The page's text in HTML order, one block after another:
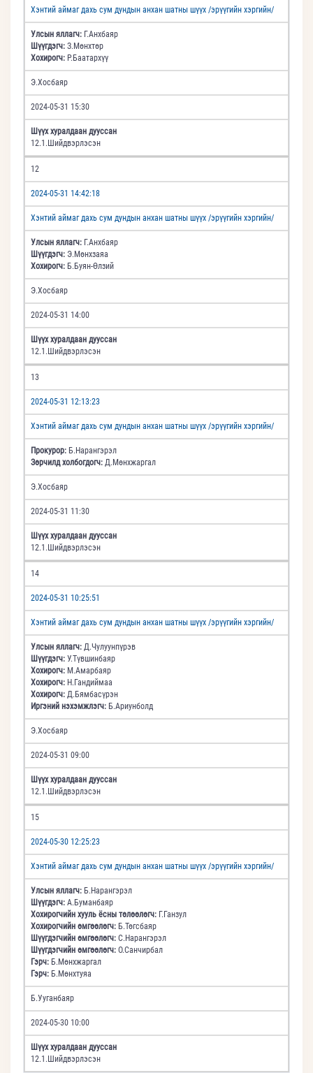
Хэнтий аймаг дахь сум дундын анхан шатны шүүх /эрүүгийн хэргийн/
Улсын яллагч: Г.Анхбаяр
Шүүгдэгч: З.Мөнхтөр
Хохирогч: Р.Баатархүү
Э.Хосбаяр
2024-05-31 15:30
Шүүх хуралдаан дууссан
12.1.Шийдвэрлэсэн
12
2024-05-31 14:42:18
Хэнтий аймаг дахь сум дундын анхан шатны шүүх /эрүүгийн хэргийн/
Улсын яллагч: Г.Анхбаяр
Шүүгдэгч: Э.Мөнхзаяа
Хохирогч: Б.Буян-Өлзий
Э.Хосбаяр
2024-05-31 14:00
Шүүх хуралдаан дууссан
12.1.Шийдвэрлэсэн
13
2024-05-31 12:13:23
Хэнтий аймаг дахь сум дундын анхан шатны шүүх /эрүүгийн хэргийн/
Прокурор: Б.Нарангэрэл
Зөрчилд холбогдогч: Д.Мөнхжаргал
Э.Хосбаяр
2024-05-31 11:30
Шүүх хуралдаан дууссан
12.1.Шийдвэрлэсэн
14
2024-05-31 10:25:51
Хэнтий аймаг дахь сум дундын анхан шатны шүүх /эрүүгийн хэргийн/
Улсын яллагч: Д.Чулуунпүрэв
Шүүгдэгч: У.Түвшинбаяр
Хохирогч: М.Амарбаяр
Хохирогч: Н.Гандиймаа
Хохирогч: Д.Бямбасүрэн
Иргэний нэхэмжлэгч: Б.Ариунболд
Э.Хосбаяр
2024-05-31 09:00
Шүүх хуралдаан дууссан
12.1.Шийдвэрлэсэн
15
2024-05-30 12:25:23
Хэнтий аймаг дахь сум дундын анхан шатны шүүх /эрүүгийн хэргийн/
Улсын яллагч: Б.Нарангэрэл
Шүүгдэгч: А.Буманбаяр
Хохирогчийн хууль ёсны төлөөлөгч: Г.Ганзул
Хохирогчийн өмгөөлөгч: Б.Төгсбаяр
Шүүгдэгчийн өмгөөлөгч: С.Нарангэрэл
Шүүгдэгчийн өмгөөлөгч: О.Санчирбал
Гэрч: Б.Мөнхжаргал
Гэрч: Б.Мөнхтуяа
Б.Ууганбаяр
2024-05-30 10:00
Шүүх хуралдаан дууссан
12.1.Шийдвэрлэсэн